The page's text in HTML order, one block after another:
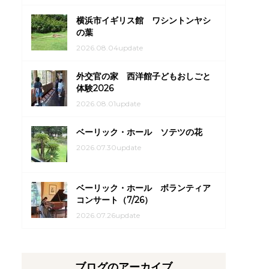
横浜市イギリス館 ワシントンヤシ
の葉
2026.08.04update
外交官の家 西洋館子どもおしごと
体験2026
2026.08.01update
ベーリック・ホール ソテツの花
2026.07.30update
ベーリック・ホール ボランティア
コンサート（7/26）
2026.07.26update